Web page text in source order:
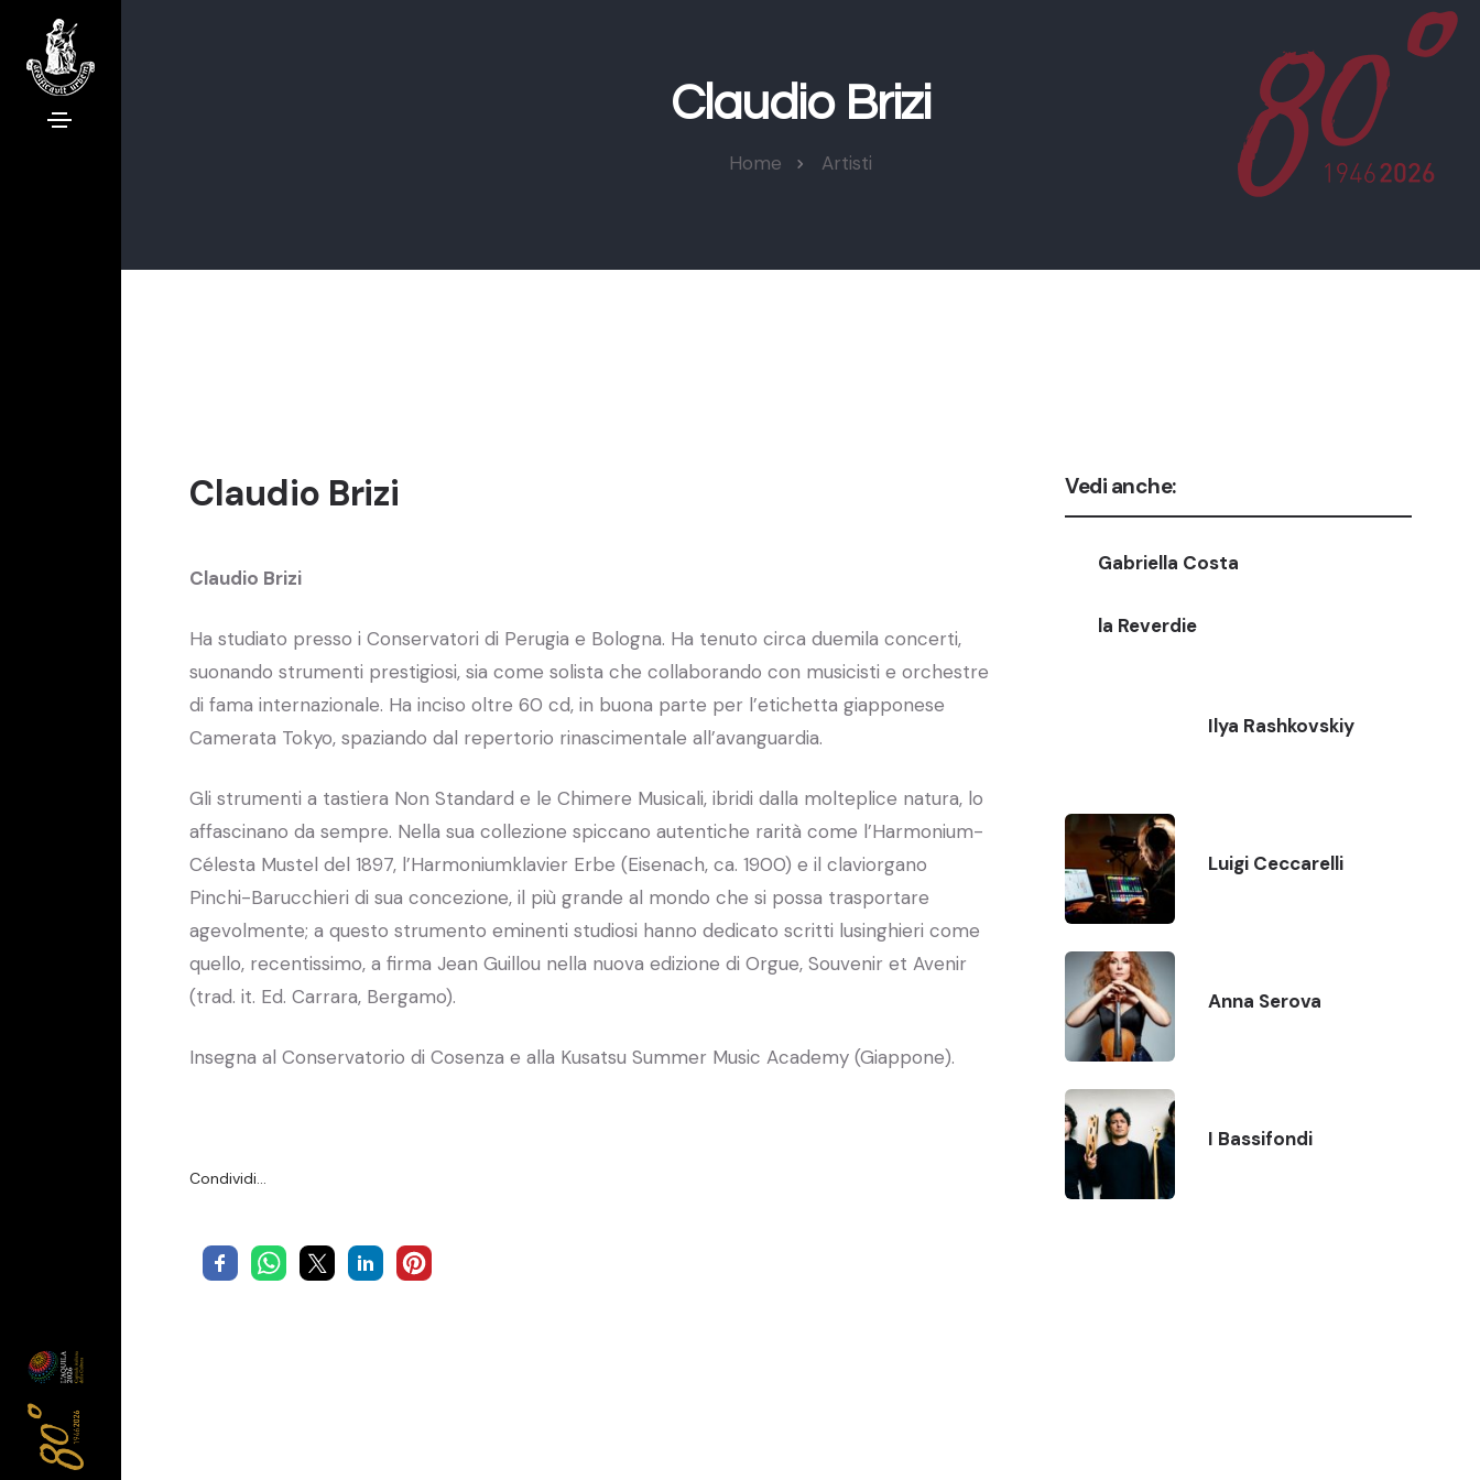
Claudio Brizi
Home Artisti
Claudio Brizi
Claudio Brizi
Ha studiato presso i Conservatori di Perugia e Bologna. Ha tenuto circa duemila concerti,
suonando strumenti prestigiosi, sia come solista che collaborando con musicisti e orchestre
di fama internazionale. Ha inciso oltre 60 cd, in buona parte per l’etichetta giapponese
Camerata Tokyo, spaziando dal repertorio rinascimentale all’avanguardia.
Gli strumenti a tastiera Non Standard e le Chimere Musicali, ibridi dalla molteplice natura, lo
affascinano da sempre. Nella sua collezione spiccano autentiche rarità come l’Harmonium-
Célesta Mustel del 1897, l’Harmoniumklavier Erbe (Eisenach, ca. 1900) e il claviorgano
Pinchi-Barucchieri di sua concezione, il più grande al mondo che si possa trasportare
agevolmente; a questo strumento eminenti studiosi hanno dedicato scritti lusinghieri come
quello, recentissimo, a firma Jean Guillou nella nuova edizione di Orgue, Souvenir et Avenir
(trad. it. Ed. Carrara, Bergamo).
Insegna al Conservatorio di Cosenza e alla Kusatsu Summer Music Academy (Giappone).
Condividi…
Vedi anche:
Gabriella Costa
la Reverdie
Ilya Rashkovskiy
Luigi Ceccarelli
Anna Serova
I Bassifondi